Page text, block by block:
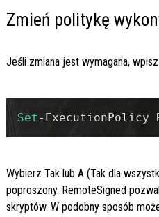
Zmień politykę
Jeśli zmiana jest wymagana,
Set -ExecutionPolicy
Wybierz Taklub A(Tak dla
poproszony. RemoteSigned
skryptów. W podobny sposób